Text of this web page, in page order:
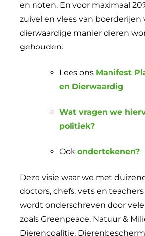
en noten. En voor maximaal
zuivel en vlees van boerderijen
dierwaardige manier dieren
gehouden.
Lees ons Manifest
en Dierwaardig
Wat vragen we
politiek?
Ook ondertekenen?
Deze visie waar we met
doctors, chefs, vets en
wordt onderschreven door
zoals Greenpeace, Natuur &
Dierencoalitie,